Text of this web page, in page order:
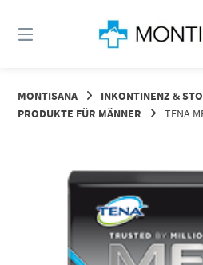
zum
MONTISANA
INKONTINENZ &
PRODUKTE FÜR MÄNNER
TENA